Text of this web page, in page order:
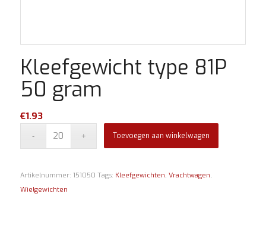
Kleefgewicht type 81P
50 gram
€1.93
Toevoegen aan winkelwagen
Artikelnummer: 151050 Tags: Kleefgewichten, Vrachtwagen,
Wielgewichten